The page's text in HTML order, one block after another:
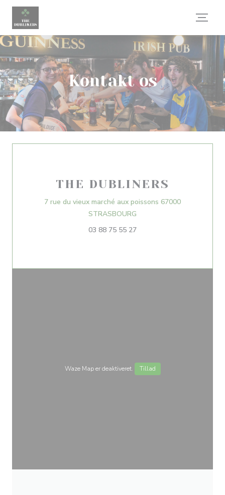
CCookie-styringspanel
Kontakt os
THE DUBLINERS
7 rue du vieux marché aux poissons 67000
STRASBOURG
03 88 75 55 27
Waze Map er deaktiveret. Tillad